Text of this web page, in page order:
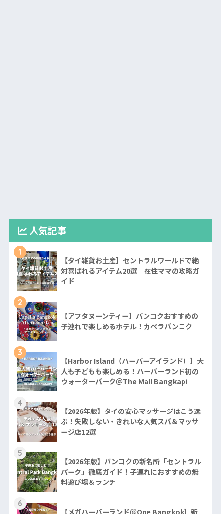
人気記事
1
【タイ雑貨お土産】セントラルワールドで絶
対喜ばれるアイテム20選｜在住ママの攻略ガ
イド
2
【アフタヌーンティー】バンコクおすすめの
子連れで楽しめるホテル！カペラバンコク
3
【Harbor Island（ハーバーアイランド）】大
人も子どもも楽しめる！ハーバーランド初の
ウォーターパーク＠The Mall Bangkapi
4
【2026年版】タイの安心マッサージはこう選
ぶ！失敗しない・きれいな人気スパ＆マッサ
ージ店12選
5
【2026年版】バンコクの新名所「セントラル
パーク」徹底ガイド！子連れにおすすめの無
料遊び場＆ランチ
6
【メガハーバーランド＠One Bangkok】新